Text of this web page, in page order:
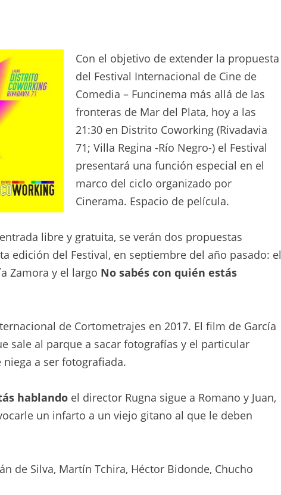
Con el objetivo de extender la propuesta
del Festival Internacional de Cine de
Comedia – Funcinema más allá de las
fronteras de Mar del Plata, hoy a las
21:30 en Distrito Coworking (Rivadavia
71; Villa Regina -Río Negro-) el Festival
presentará una función especial en el
marco del ciclo organizado por
Cinerama. Espacio de película.
libre y gratuita, se verán dos propuestas
edición del Festival, en septiembre del año pasado: el
Zamora y el largo No sabés con quién estás
de Cortometrajes en 2017. El film de García
sale al parque a sacar fotografías y el particular
a ser fotografiada.
hablando el director Rugna sigue a Romano y Juan,
un infarto a un viejo gitano al que le deben
de Silva, Martín Tchira, Héctor Bidonde, Chucho